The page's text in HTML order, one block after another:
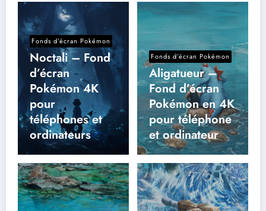
Fonds d’écran Pokémon
Noctali – Fond
d’écran
Pokémon 4K
pour
téléphones et
ordinateurs
Fonds d’écran Pokémon
Aligatueur –
Fond d’écran
Pokémon en 4K
pour téléphone
et ordinateur